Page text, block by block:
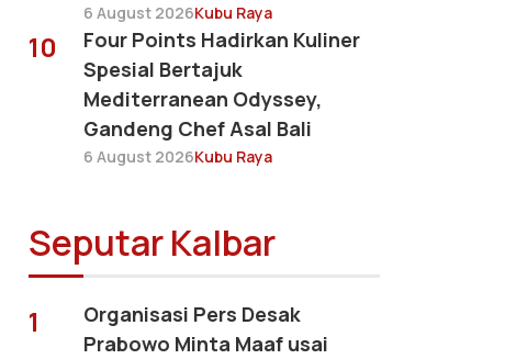
6 August 2026Kubu Raya
10
Four Points Hadirkan Kuliner
Spesial Bertajuk
Mediterranean Odyssey,
Gandeng Chef Asal Bali
6 August 2026Kubu Raya
Seputar Kalbar
1
Organisasi Pers Desak
Prabowo Minta Maaf usai